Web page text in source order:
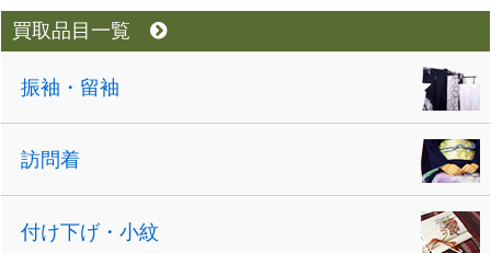
買取品目一覧
振袖・留袖
訪問着
付け下げ・小紋